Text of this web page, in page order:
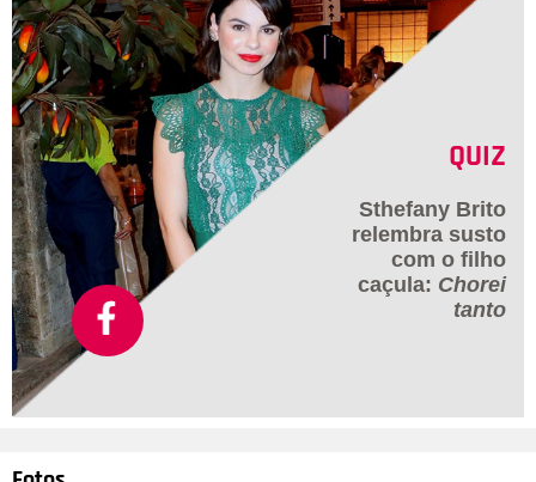
QUIZ
Sthefany Brito
relembra susto
com o filho
caçula: Chorei
tanto